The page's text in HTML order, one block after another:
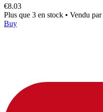
€8.03
Plus que 3 en stock • Vendu par
Buy